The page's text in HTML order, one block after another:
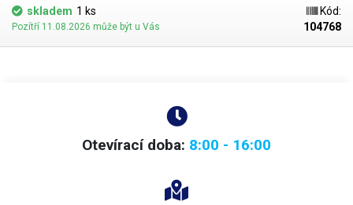
o 50mm. Balení:50ks přepravní obal 320x450mm
skladem 1 ks
Pozítří 11.08.2026 může být u Vás
Kód:
104768
Otevírací doba: 8:00 - 16:00